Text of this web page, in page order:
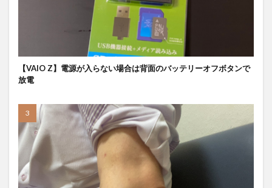
【VAIO Z】電源が入らない場合は背面のバッテリーオフボタンで
放電